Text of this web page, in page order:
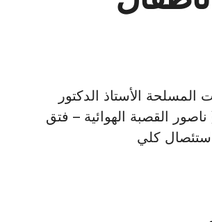
المسلحة الأستاذ الدكتور
القصبة الهوائية – فتق
كلي